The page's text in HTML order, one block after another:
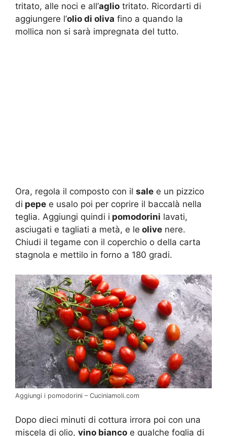
tritato, alle noci e all’aglio tritato. Ricordarti di
aggiungere l’olio di oliva fino a quando la
mollica non si sarà impregnata del tutto.
Ora, regola il composto con il sale e un pizzico
di pepe e usalo poi per coprire il baccalà nella
teglia. Aggiungi quindi i pomodorini lavati,
asciugati e tagliati a metà, e le olive nere.
Chiudi il tegame con il coperchio o della carta
stagnola e mettilo in forno a 180 gradi.
Aggiungi i pomodorini – Cuciniamoli.com
Dopo dieci minuti di cottura irrora poi con una
miscela di olio, vino bianco e qualche foglia di